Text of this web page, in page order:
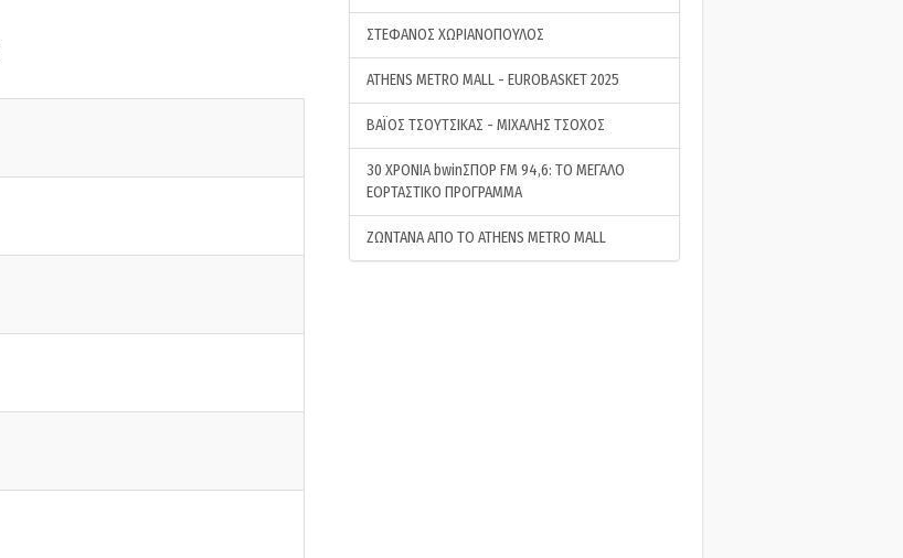
ΣΤΕΦΑΝΟΣ ΧΩΡΙΑΝΟΠΟΥΛΟΣ
ATHENS METRO MALL - EUROBASKET 2025
ΒΑΪΟΣ ΤΣΟΥΤΣΙΚΑΣ - ΜΙΧΑΛΗΣ ΤΣΟΧΟΣ
30 ΧΡΟΝΙΑ bwinΣΠΟΡ FM 94,6: ΤΟ ΜΕΓΑΛΟ
ΕΟΡΤΑΣΤΙΚΟ ΠΡΟΓΡΑΜΜΑ
ΖΩΝΤΑΝΑ ΑΠΟ ΤΟ ATHENS METRO MALL